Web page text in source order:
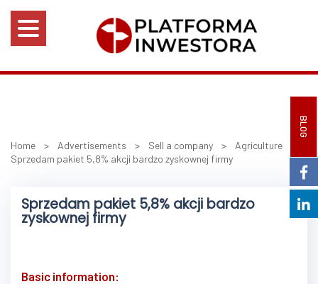
BLOG
Home > Advertisements > Sell a company > Agriculture
Sprzedam pakiet 5,8% akcji bardzo zyskownej firmy
Sprzedam pakiet 5,8% akcji bardzo
zyskownej firmy
Basic information: